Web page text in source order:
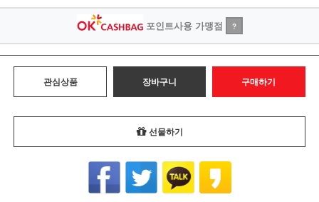
포인트사용 가맹점 ?
관심상품 장바구니 구매하기
선물하기